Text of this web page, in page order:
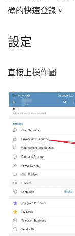
碼的快速登錄。
設定
直接上操作圖